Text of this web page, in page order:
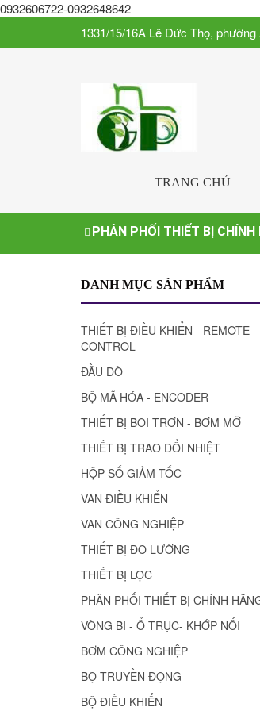
0932606722-0932648642
1331/15/16A Lê Đức Thọ,
TRANG CHỦ
PHÂN PHỐI THIẾT BỊ CHÍNH
DANH MỤC SẢN PHẨM
THIẾT BỊ ĐIỀU KHIỂN - REMOTE
CONTROL
ĐẦU DÒ
BỘ MÃ HÓA - ENCODER
THIẾT BỊ BÔI TRƠN - BƠM MỠ
THIẾT BỊ TRAO ĐỔI NHIỆT
HỘP SỐ GIẢM TỐC
VAN ĐIỀU KHIỂN
VAN CÔNG NGHIỆP
THIẾT BỊ ĐO LƯỜNG
THIẾT BỊ LỌC
PHÂN PHỐI THIẾT BỊ CHÍNH
VÒNG BI - Ổ TRỤC- KHỚP NỐI
BƠM CÔNG NGHIỆP
BỘ TRUYỀN ĐỘNG
BỘ ĐIỀU KHIỂN